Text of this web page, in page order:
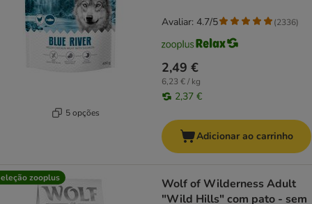
5 opções
2,49 €
6,23 € / kg
2,37 €
Avaliar: 4.7/5 (2336)
Adicionar ao carrinho
zooplus
Wolf of Wilderness Adult
"Wild Hills" com pato - sem